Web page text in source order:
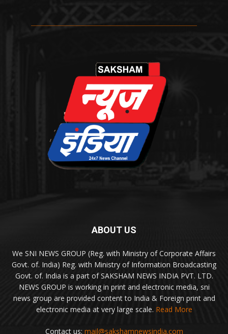
ABOUT US
We SNI NEWS GROUP (Reg. with Ministry of Corporate Affairs
Govt. of. India) Reg. with Ministry of Information Broadcasting
Govt. of. India is a part of SAKSHAM NEWS INDIA PVT. LTD.
NEWS GROUP is working in print and electronic media, sni
news group are provided content to India & Foreign print and
electronic media at very large scale. Read More
Contact us: mail@sakshamnewsindia.com